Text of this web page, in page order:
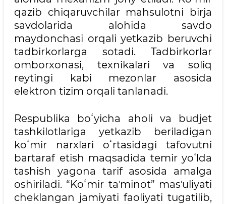
qazib chiqaruvchilar mahsulotni birja
savdolarida alohida savdo
maydonchasi orqali yetkazib beruvchi
tadbirkorlarga sotadi. Tadbirkorlar
omborxonasi, texnikalari va soliq
reytingi kabi mezonlar asosida
elektron tizim orqali tanlanadi.
Respublika boʻyicha aholi va budjet
tashkilotlariga yetkazib beriladigan
koʻmir narxlari oʻrtasidagi tafovutni
bartaraf etish maqsadida temir yoʻlda
tashish yagona tarif asosida amalga
oshiriladi. “Koʻmir taʼminot” masʼuliyati
cheklangan jamiyati faoliyati tugatilib,